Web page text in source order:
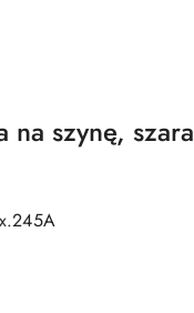
na szynę,